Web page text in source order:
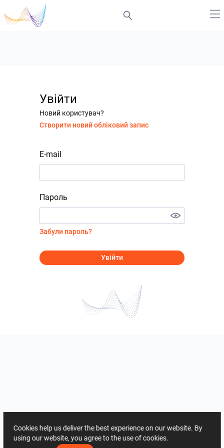
Увійти
Новий користувач?
Створити новий обліковий запис
E-mail
Пароль
Забули пароль?
Увійти
Cookies help us deliver the best experience on our website. By
using our website, you agree to the use of cookies.